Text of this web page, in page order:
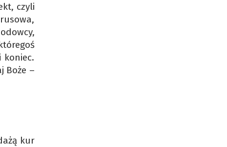
czyli
Boże –
kur